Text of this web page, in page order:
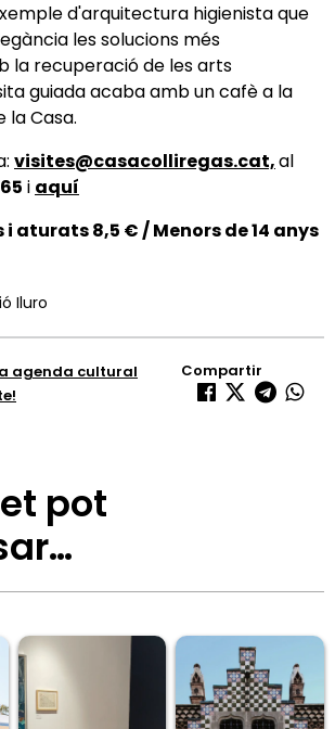
d'arquitectura higienista que
les solucions més
la recuperació de les arts
guiada acaba amb un cafè a la
Casa.
visites@casacolliregas.cat,al
i aquí
aturats 8,5 € / Menors de 14 anys
Iluro
agenda cultural
Compartir
pot